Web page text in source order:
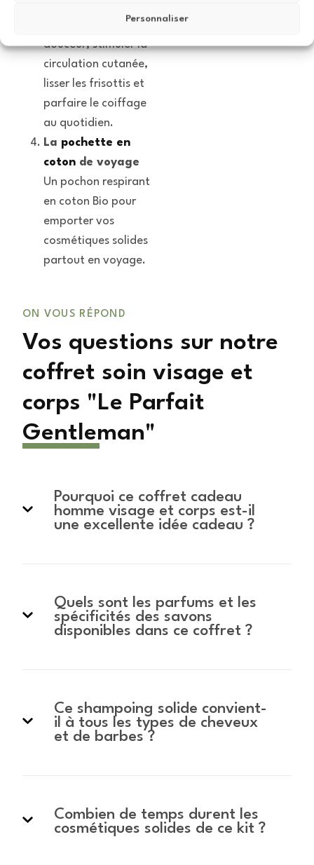
Personnaliser
douceur, stimuler la
circulation cutanée,
lisser les frisottis et
parfaire le coiffage
au quotidien.
La pochette en
coton de voyage
Un pochon respirant
en coton Bio pour
emporter vos
cosmétiques solides
partout en voyage.
ON VOUS RÉPOND
Vos questions sur notre
coffret soin visage et
corps "Le Parfait
Gentleman"
Pourquoi ce coffret cadeau
homme visage et corps est-il
une excellente idée cadeau ?
Quels sont les parfums et les
spécificités des savons
disponibles dans ce coffret ?
Ce shampoing solide convient-
il à tous les types de cheveux
et de barbes ?
Combien de temps durent les
cosmétiques solides de ce kit ?